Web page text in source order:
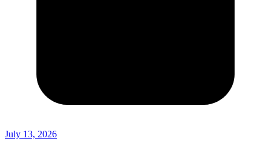
July 13, 2026